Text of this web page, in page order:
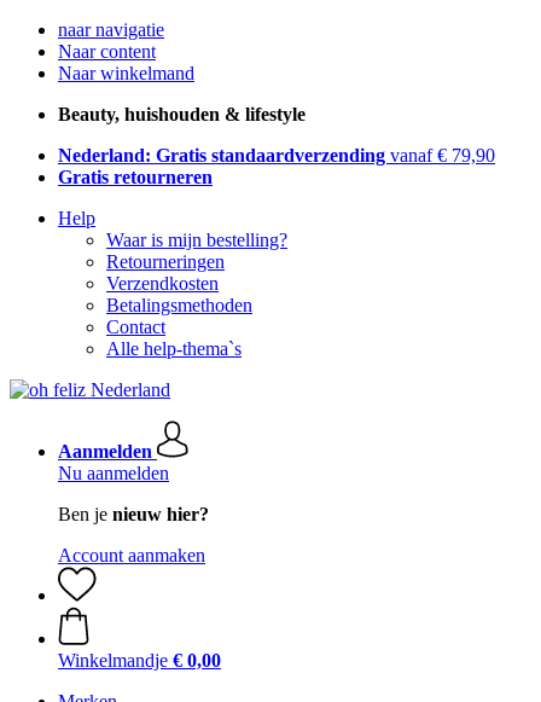
naar navigatie
Naar content
Naar winkelmand
Beauty, huishouden & lifestyle
Nederland: Gratis standaardverzending vanaf € 79,90
Gratis retourneren
Help
Waar is mijn bestelling?
Retourneringen
Verzendkosten
Betalingsmethoden
Contact
Alle help-thema`s
Aanmelden
Nu aanmelden
Ben je nieuw hier?
Account aanmaken
Winkelmandje € 0,00